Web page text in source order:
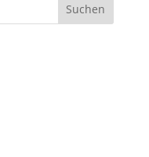
Suchen